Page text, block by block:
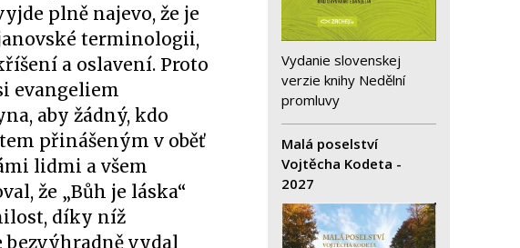
plně najevo, že je
terminologii,
a oslavení. Proto
evangeliem
aby žádný, kdo
přinášeným v oběť
lidmi a všem
že „Bůh je láska“
díky níž
bezvýhradně vydal
Vydanie slovenskej
verzie knihy Nedělní
promluvy
Malá poselství
Vojtěcha Kodeta -
2027